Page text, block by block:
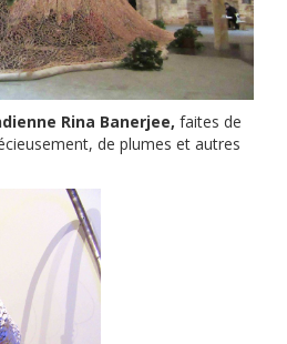
Rina Banerjee, faites de
de plumes et autres